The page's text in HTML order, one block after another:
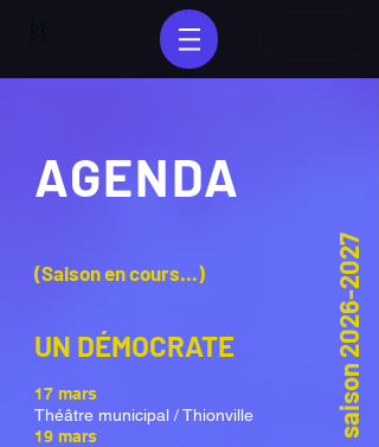
AGENDA
saison
2026-2027
(Saison en cours...)
UN DÉMOCRATE
17 mars
Théâtre municipal / Thionville
19 mars